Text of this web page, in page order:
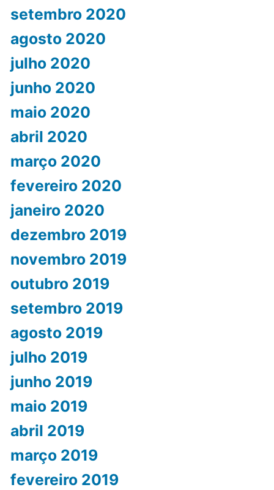
setembro 2020
agosto 2020
julho 2020
junho 2020
maio 2020
abril 2020
março 2020
fevereiro 2020
janeiro 2020
dezembro 2019
novembro 2019
outubro 2019
setembro 2019
agosto 2019
julho 2019
junho 2019
maio 2019
abril 2019
março 2019
fevereiro 2019